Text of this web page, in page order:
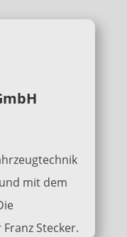
mit dem
Stecker.